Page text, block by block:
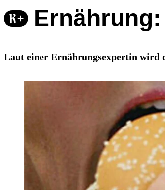
Laut einer Ernährungsexpertin wird